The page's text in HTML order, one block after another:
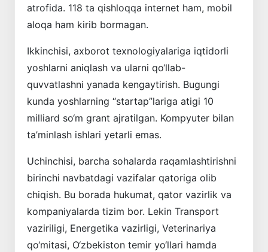
atrofida. 118 ta qishloqqa internet ham, mobil
aloqa ham kirib bormagan.
Ikkinchisi, axborot texnologiyalariga iqtidorli
yoshlarni aniqlash va ularni qo‘llab-
quvvatlashni yanada kengaytirish. Bugungi
kunda yoshlarning “startap”lariga atigi 10
milliard so‘m grant ajratilgan. Kompyuter bilan
ta’minlash ishlari yetarli emas.
Uchinchisi, barcha sohalarda raqamlashtirishni
birinchi navbatdagi vazifalar qatoriga olib
chiqish. Bu borada hukumat, qator vazirlik va
kompaniyalarda tizim bor. Lekin Transport
vaziriligi, Energetika vazirligi, Veterinariya
qo‘mitasi, O‘zbekiston temir yo‘llari hamda